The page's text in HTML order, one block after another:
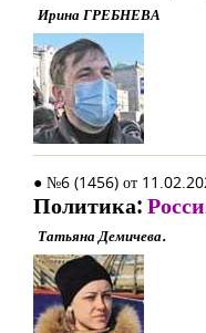
Ирина ГРЕБНЕВА
● №6 (1456) от
Политика:
Татьяна Демичева.